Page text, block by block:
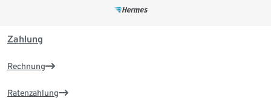
Zahlung
Rechnung
Ratenzahlung